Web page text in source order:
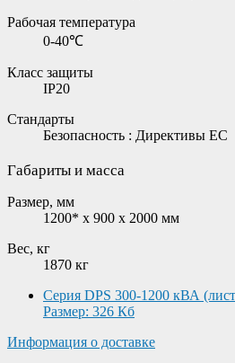
Рабочая температура
0-40℃
Класс защиты
IP20
Стандарты
Безопасность : Директивы ЕС
Габариты и масса
Размер, мм
1200* x 900 x 2000 мм
Вес, кг
1870 кг
Серия DPS 300-1200 кВА
Размер: 326 Кб
Информация о доставке